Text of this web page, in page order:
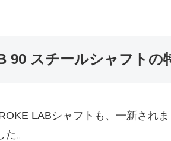
90 スチールシャフトの
LABシャフトも、一新され
。